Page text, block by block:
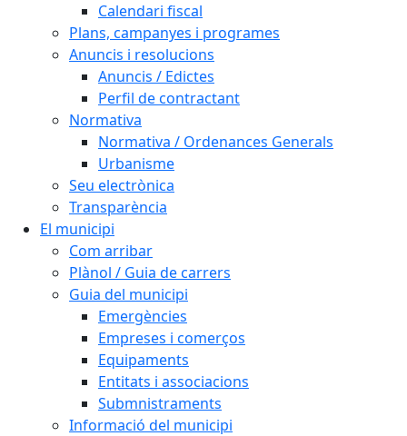
Calendari fiscal
Plans, campanyes i programes
Anuncis i resolucions
Anuncis / Edictes
Perfil de contractant
Normativa
Normativa / Ordenances Generals
Urbanisme
Seu electrònica
Transparència
El municipi
Com arribar
Plànol / Guia de carrers
Guia del municipi
Emergències
Empreses i comerços
Equipaments
Entitats i associacions
Submnistraments
Informació del municipi